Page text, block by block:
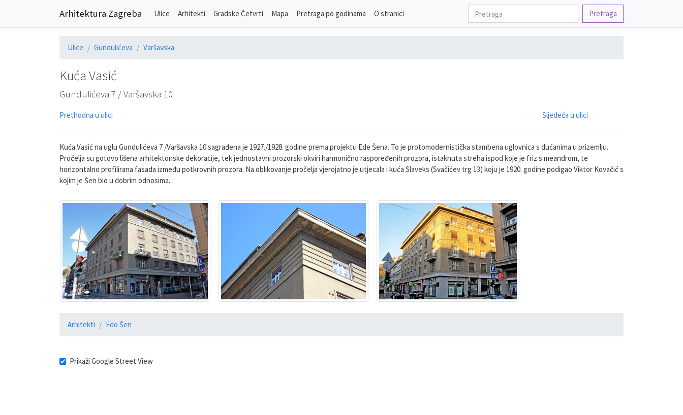
Arhitektura Zagreba Ulice Arhitekti Gradske Četvrti Mapa Pretraga po godinama O stranici Pretraga
Ulice Gundulićeva Varšavska
Kuća Vasić
Gundulićeva 7 / Varšavska 10
Prethodna u ulici Sljedeća u ulici
Kuća Vasić na uglu Gundulićeva 7 /Varšavska 10 sagrađena je 1927./1928. godine prema projektu Ede Šena. To je protomodernistička stambena uglovnica s dućanima u prizemlju.
Pročelja su gotovo lišena arhitektonske dekoracije, tek jednostavni prozorski okviri harmonično raspoređenih prozora, istaknuta streha ispod koje je friz s meandrom, te
horizontalno profilirana fasada između potkrovnih prozora. Na oblikovanje pročelja vjerojatno je utjecala i kuća Slaveks (Svačićev trg 13) koju je 1920. godine podigao Viktor Kovačić s
kojim je Šen bio u dobrim odnosima.
Arhitekti Edo Šen
Prikaži Google Street View